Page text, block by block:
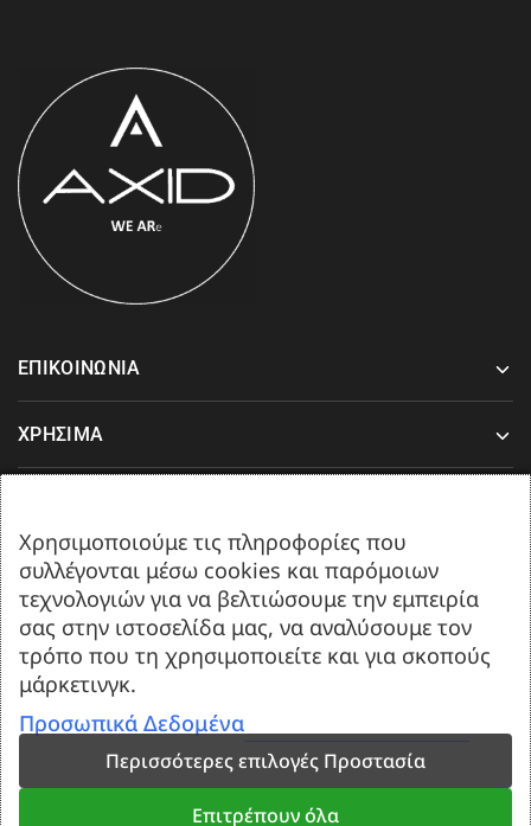
ΕΠΙΚΟΙΝΩΝΙΑ
ΧΡΗΣΙΜΑ
Δευτέρα-Παρασκευή 08:00-17:00
Σάββατο 08:00 έως 13:00.
Created byWeb-Mate.gr
Χρησιμοποιούμε τις πληροφορίες που
συλλέγονται μέσω cookies και παρόμοιων
τεχνολογιών για να βελτιώσουμε την εμπειρία
σας στην ιστοσελίδα μας, να αναλύσουμε τον
τρόπο που τη χρησιμοποιείτε και για σκοπούς
μάρκετινγκ.
Προσωπικά Δεδομένα
Περισσότερες επιλογές Προστασία
Επιτρέπουν όλα